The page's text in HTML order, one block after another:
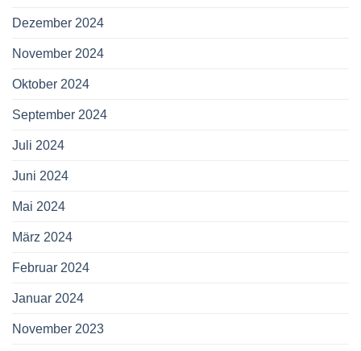
Dezember 2024
November 2024
Oktober 2024
September 2024
Juli 2024
Juni 2024
Mai 2024
März 2024
Februar 2024
Januar 2024
November 2023